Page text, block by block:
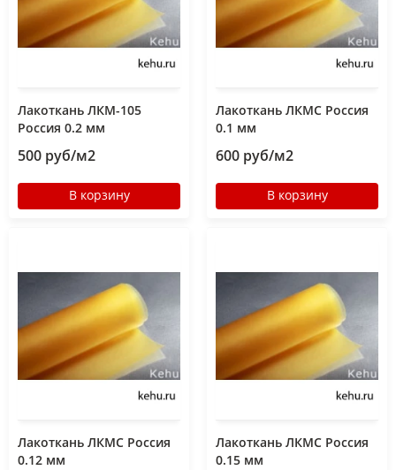
Лакоткань ЛКМ-105
Россия 0.2 мм
500 руб/м2
В корзину
Лакоткань ЛКМС Россия
0.1 мм
600 руб/м2
В корзину
Лакоткань ЛКМС Россия
0.12 мм
Лакоткань ЛКМС Россия
0.15 мм